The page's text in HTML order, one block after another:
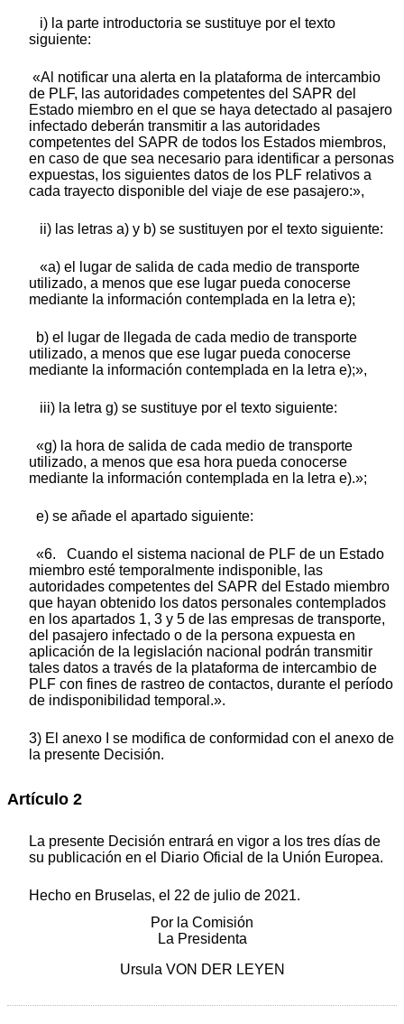
i) la parte introductoria se sustituye por el texto
siguiente:
«Al notificar una alerta en la plataforma de intercambio
de PLF, las autoridades competentes del SAPR del
Estado miembro en el que se haya detectado al pasajero
infectado deberán transmitir a las autoridades
competentes del SAPR de todos los Estados miembros,
en caso de que sea necesario para identificar a personas
expuestas, los siguientes datos de los PLF relativos a
cada trayecto disponible del viaje de ese pasajero:»,
ii) las letras a) y b) se sustituyen por el texto siguiente:
«a) el lugar de salida de cada medio de transporte
utilizado, a menos que ese lugar pueda conocerse
mediante la información contemplada en la letra e);
b) el lugar de llegada de cada medio de transporte
utilizado, a menos que ese lugar pueda conocerse
mediante la información contemplada en la letra e);»,
iii) la letra g) se sustituye por el texto siguiente:
«g) la hora de salida de cada medio de transporte
utilizado, a menos que esa hora pueda conocerse
mediante la información contemplada en la letra e).»;
e) se añade el apartado siguiente:
«6. Cuando el sistema nacional de PLF de un Estado
miembro esté temporalmente indisponible, las
autoridades competentes del SAPR del Estado miembro
que hayan obtenido los datos personales contemplados
en los apartados 1, 3 y 5 de las empresas de transporte,
del pasajero infectado o de la persona expuesta en
aplicación de la legislación nacional podrán transmitir
tales datos a través de la plataforma de intercambio de
PLF con fines de rastreo de contactos, durante el período
de indisponibilidad temporal.».
3) El anexo I se modifica de conformidad con el anexo de
la presente Decisión.
Artículo 2
La presente Decisión entrará en vigor a los tres días de
su publicación en el Diario Oficial de la Unión Europea.
Hecho en Bruselas, el 22 de julio de 2021.
Por la Comisión
La Presidenta
Ursula VON DER LEYEN